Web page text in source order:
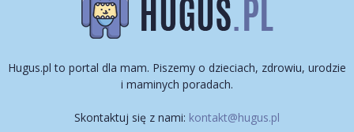
Hugus.pl to portal dla mam. Piszemy o dzieciach, zdrowiu, urodzie
i maminych poradach.
Skontaktuj się z nami: kontakt@hugus.pl